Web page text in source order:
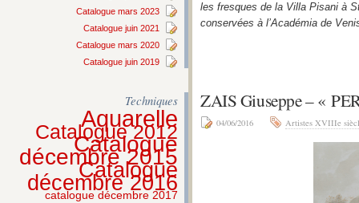
Catalogue mars 2023
Catalogue juin 2021
Catalogue mars 2020
Catalogue juin 2019
Techniques
Aquarelle
Catalogue 2012
Catalogue
décembre 2015
Catalogue
décembre 2016
catalogue décembre 2017
les fresques de la Villa Pisani à
conservées à l’Académia de
ZAIS Giuseppe – «
04/06/2016 Artistes XVIIIe